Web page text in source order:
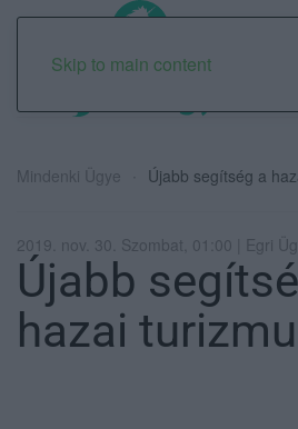
Skip to main content
Mindenki Ügye Újabb segítség a
2019. nov. 30. Szombat, 01:00 | Egri
Újabb
hazai